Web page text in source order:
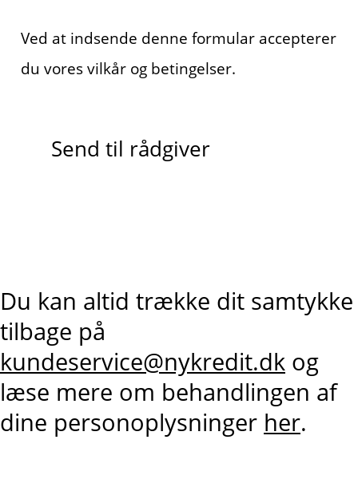
Ved at indsende denne formular accepterer
du vores vilkår og betingelser.
Send til rådgiver
Du kan altid trække dit samtykke
tilbage på
kundeservice@nykredit.dk og
læse mere om behandlingen af
dine personoplysninger her.